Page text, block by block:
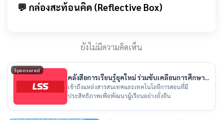
💬 กล่องสะท้อนคิด (Reflective Box)
ยังไม่มีความคิดเห็น
Sponsored
คลังสื่อการเรียนรู้ยุคใหม่ ร่วมขับเคลื่อนการศึกษา
ไทย
เข้าถึงแหล่งสารสนเทศและเทคโนโลยีการสอนที่มี
ประสิทธิภาพเพื่อพัฒนาผู้เรียนอย่างยั่งยืน